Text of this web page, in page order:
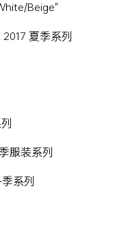
Beige"
夏季系列
服装系列
系列